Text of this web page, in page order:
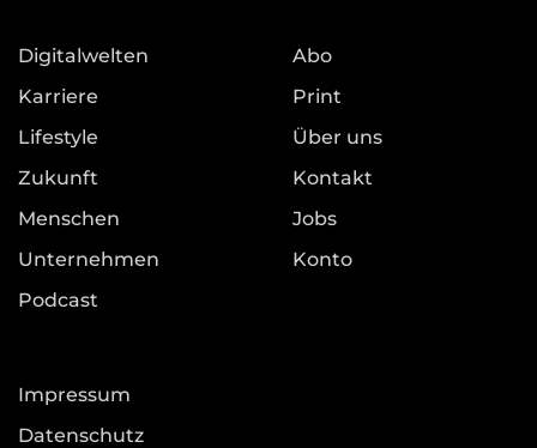
Digitalwelten
Karriere
Lifestyle
Zukunft
Menschen
Unternehmen
Podcast
Abo
Print
Über uns
Kontakt
Jobs
Konto
Impressum
Datenschutz